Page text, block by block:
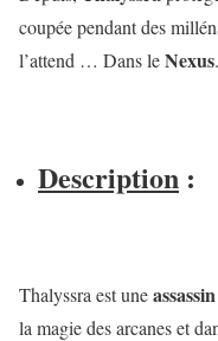
coupée pendant des
l’attend … Dans leNexus.
Description :
Thalyssra est une
la magie des arcanes et